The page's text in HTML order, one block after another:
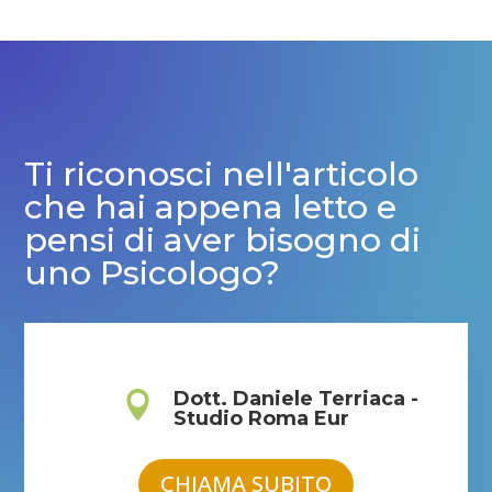
Ti riconosci nell'articolo
che hai appena letto e
pensi di aver bisogno di
uno Psicologo?

Dott. Daniele Terriaca -
Studio Roma Eur
CHIAMA SUBITO